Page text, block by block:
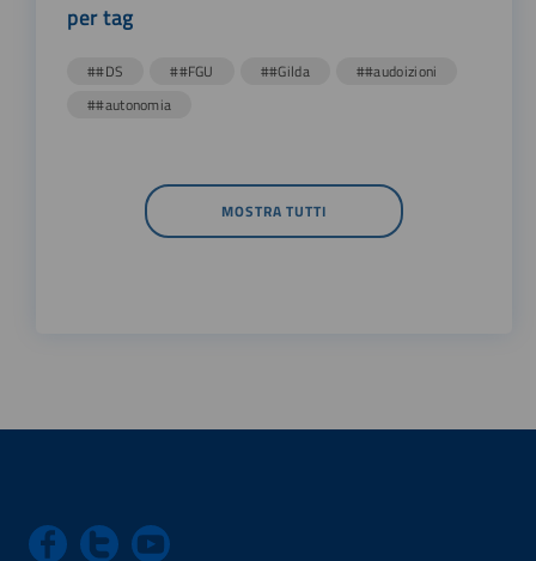
per tag
##DS ##FGU ##Gilda
##audoizioni
##autonomia
MOSTRA TUTTI